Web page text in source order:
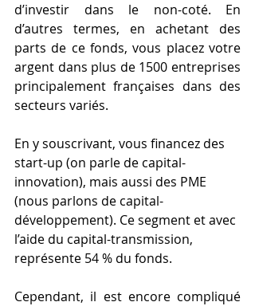
d’investir dans le non-coté. En
d’autres termes, en achetant des
parts de ce fonds, vous placez votre
argent dans plus de 1500 entreprises
principalement françaises dans des
secteurs variés.
En y souscrivant, vous financez des
start-up (on parle de capital-
innovation), mais aussi des PME
(nous parlons de capital-
développement). Ce segment et avec
l’aide du capital-transmission,
représente 54 % du fonds.
Cependant, il est encore compliqué